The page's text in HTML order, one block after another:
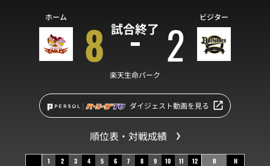
試合終了
ホーム 8 2 ビジター
楽天生命パーク
ダイジェスト動画を見る
順位表・対戦成績
1 2 3 4 5 6 7 8 9 10 11 12 R H